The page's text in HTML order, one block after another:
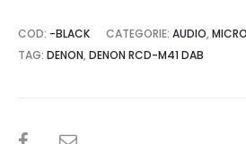
COD: -BLACK CATEGORIE: AUDIO,
TAG: DENON, DENON RCD-M41 DAB
SHARE